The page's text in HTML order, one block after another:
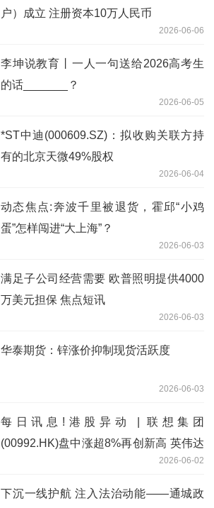
户）成立 注册资本10万人民币
2026-06-06
李坤说教育丨一人一句送给2026高考生
的话_______？
2026-06-05
*ST中迪(000609.SZ)：拟收购关联方持
有的北京天微49%股权
2026-06-04
动态焦点:奔波千里被退货，霍邱“小鸡
蛋”怎样闯进“大上海”？
2026-06-03
满足子公司经营需要 欧普照明提供4000
万美元担保 焦点短讯
2026-06-03
华泰期货：锌涨价抑制现货活跃度
2026-06-03
每日讯息!港股异动 | 联想集团
(00992.HK)盘中涨超8%再创新高 英伟达
点燃AI PC 公司AI转型成果全面落地2026-06-02
下沉一线护航 注入法治动能——通城政